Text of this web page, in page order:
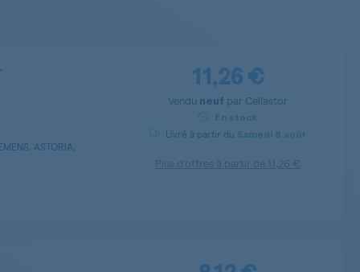
ASTORIA,
11,26 €
Vendu neuf par Cellastor
En stock
Livré à partir du Samedi 8 août